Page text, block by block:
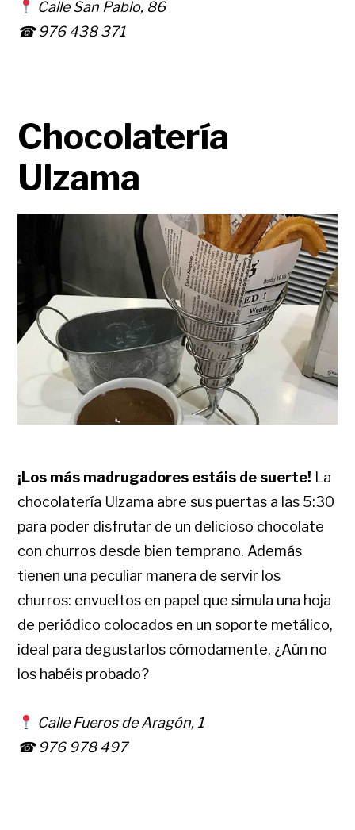
Calle San Pablo, 86
☎ 976 438 371
Chocolatería
Ulzama
¡Los más madrugadores estáis de suerte! La
chocolatería Ulzama abre sus puertas a las 5:30
para poder disfrutar de un delicioso chocolate
con churros desde bien temprano. Además
tienen una peculiar manera de servir los
churros: envueltos en papel que simula una hoja
de periódico colocados en un soporte metálico,
ideal para degustarlos cómodamente. ¿Aún no
los habéis probado?
Calle Fueros de Aragón, 1
☎ 976 978 497